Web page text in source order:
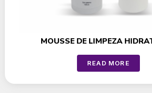
MOUSSE DE LIMPEZA
READ MORE